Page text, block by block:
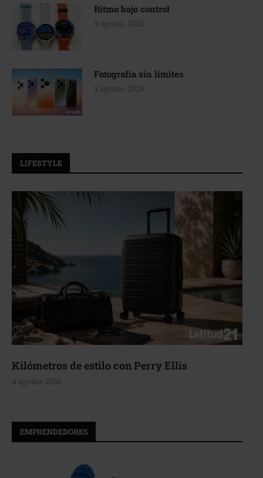
Ritmo bajo control
5 agosto, 2026
Fotografía sin límites
5 agosto, 2026
LIFESTYLE
Kilómetros de estilo con Perry Ellis
4 agosto, 2026
EMPRENDEDORES